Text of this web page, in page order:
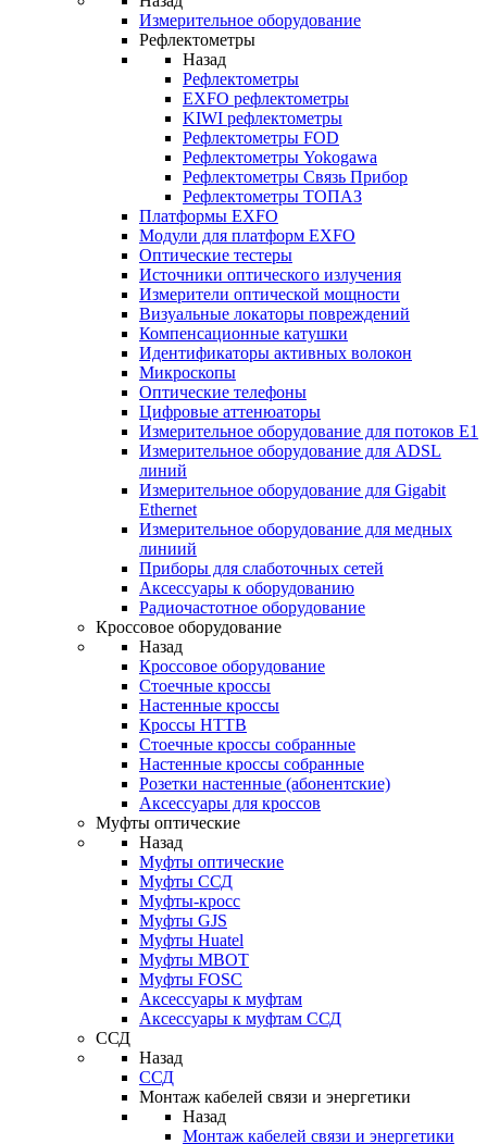
Измерительное оборудование
Рефлектометры
Назад
Рефлектометры
EXFO рефлектометры
KIWI рефлектометры
Рефлектометры FOD
Рефлектометры Yokogawa
Рефлектометры Связь Прибор
Рефлектометры ТОПАЗ
Платформы EXFO
Модули для платформ EXFO
Оптические тестеры
Источники оптического излучения
Измерители оптической мощности
Визуальные локаторы повреждений
Компенсационные катушки
Идентификаторы активных волокон
Микроскопы
Оптические телефоны
Цифровые аттенюаторы
Измерительное оборудование для потоков Е1
Измерительное оборудование для ADSL
линий
Измерительное оборудование для Gigabit
Ethernet
Измерительное оборудование для медных
линиий
Приборы для слаботочных сетей
Аксессуары к оборудованию
Радиочастотное оборудование
Кроссовое оборудование
Назад
Кроссовое оборудование
Стоечные кроссы
Настенные кроссы
Кроссы HTTB
Стоечные кроссы собранные
Настенные кроссы собранные
Розетки настенные (абонентские)
Аксессуары для кроссов
Муфты оптические
Назад
Муфты оптические
Муфты ССД
Муфты-кросс
Муфты GJS
Муфты Huatel
Муфты МВОТ
Муфты FOSC
Аксессуары к муфтам
Аксессуары к муфтам ССД
ССД
Назад
ССД
Монтаж кабелей связи и энергетики
Назад
Монтаж кабелей связи и энергетики